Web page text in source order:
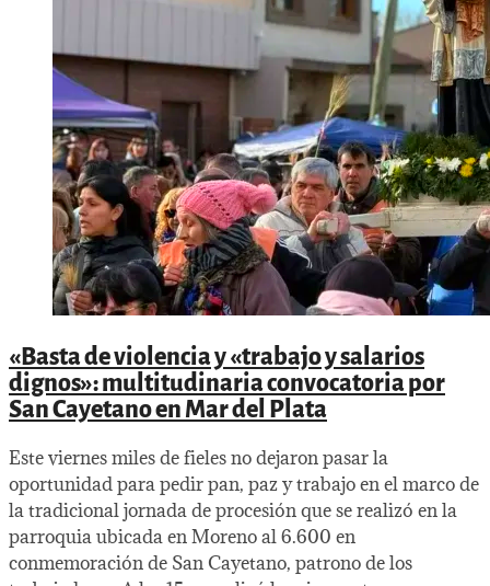
«Basta de violencia y «trabajo y salarios
dignos»: multitudinaria convocatoria por
San Cayetano en Mar del Plata
Este viernes miles de fieles no dejaron pasar la
oportunidad para pedir pan, paz y trabajo en el marco de
la tradicional jornada de procesión que se realizó en la
parroquia ubicada en Moreno al 6.600 en
conmemoración de San Cayetano, patrono de los